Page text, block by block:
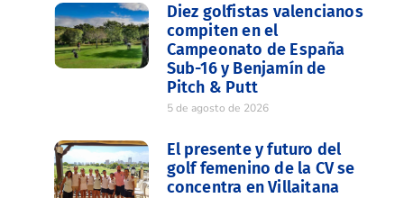
Diez golfistas valencianos
compiten en el
Campeonato de España
Sub-16 y Benjamín de
Pitch & Putt
5 de agosto de 2026
El presente y futuro del
golf femenino de la CV se
concentra en Villaitana